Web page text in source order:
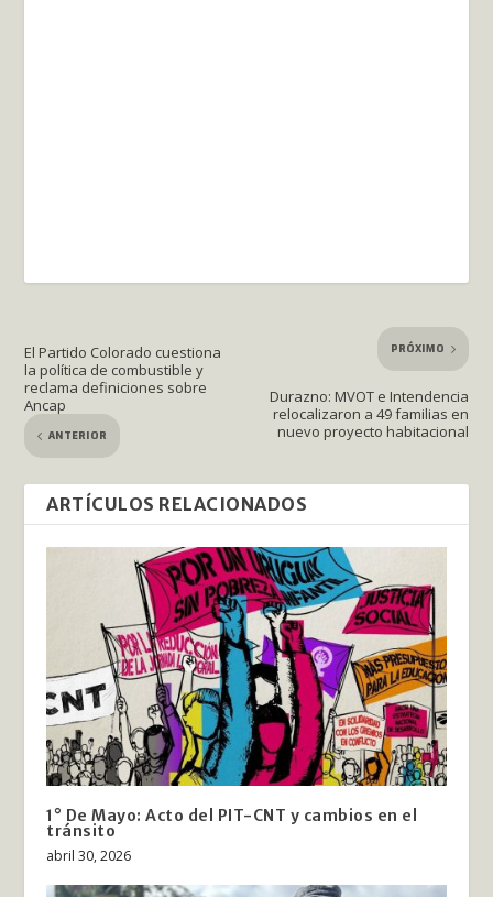
El Partido Colorado cuestiona
la política de combustible y
reclama definiciones sobre
Ancap
ANTERIOR
PRÓXIMO
Durazno: MVOT e Intendencia
relocalizaron a 49 familias en
nuevo proyecto habitacional
ARTÍCULOS RELACIONADOS
1° De Mayo: Acto del PIT-CNT y cambios en el
tránsito
abril 30, 2026